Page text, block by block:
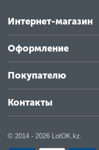
Интернет-магазин
Оформление
Покупателю
Контакты
© 2014 - 2026 LotOK.kz.